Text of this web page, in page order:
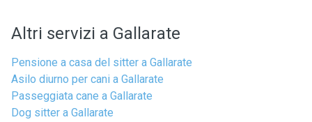
Altri servizi a Gallarate
Pensione a casa del sitter a Gallarate
Asilo diurno per cani a Gallarate
Passeggiata cane a Gallarate
Dog sitter a Gallarate